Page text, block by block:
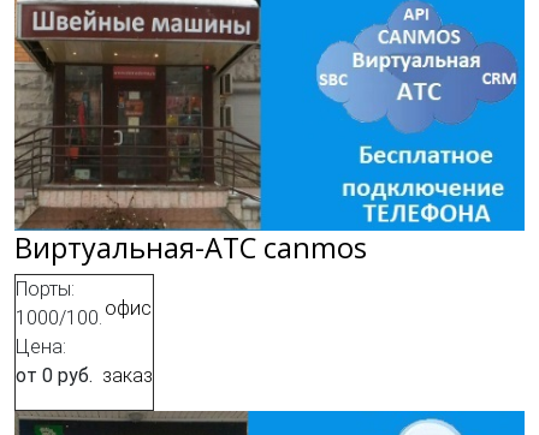
Виртуальная-АТС canmos
Порты:
1000/100.
Цена:
от 0 руб.
офис
заказ